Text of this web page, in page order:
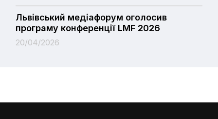
Львівський медіафорум оголосив
програму конференції LMF 2026
20/04/2026